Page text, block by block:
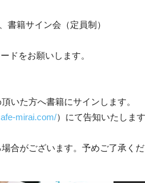
書籍サイン会（定員制）
ドをお願いします。
いた方へ書籍にサインします。
mirai.com/）にて告知いたしま
合がございます。予めご了承くだ